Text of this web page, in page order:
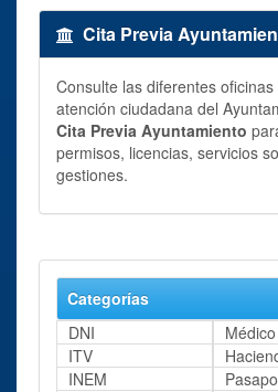
Cita Previa
Consulte las diferentes
atención ciudadana del
Cita Previa Ayuntamiento
permisos, licencias, servicios
gestiones.
Categorías
DNI
Médico
ITV
INEM